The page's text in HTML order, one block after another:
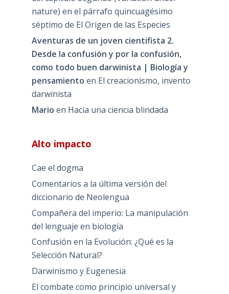
nature) en el párrafo quincuagésimo
séptimo de El Origen de las Especies
Aventuras de un joven cientifista 2.
Desde la confusión y por la confusión,
como todo buen darwinista | Biología y
pensamiento en El creacionismo, invento
darwinista
Mario en Hacia una ciencia blindada
Alto impacto
Cae el dogma
Comentarios a la última versión del
diccionario de Neolengua
Compañera del imperio: La manipulación
del lenguaje en biología
Confusión en la Evolución: ¿Qué es la
Selección Natural?
Darwinismo y Eugenesia
El combate como principio universal y